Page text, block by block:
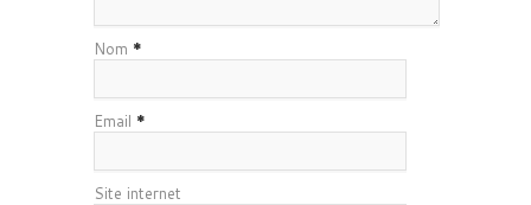
Nom *
Email *
Site internet